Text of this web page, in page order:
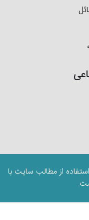
از مطالب سایت با